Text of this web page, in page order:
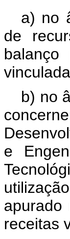
a) no
de
b) no
e
receitas